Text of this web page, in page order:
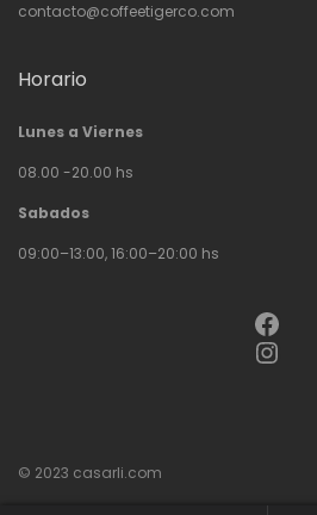
contacto@coffeetigerco.com
Horario
Lunes a Viernes
08.00 -20.00 hs
Sabados
09:00–13:00, 16:00–20:00 hs
Facebook
Instagram
© 2023 casarli.com